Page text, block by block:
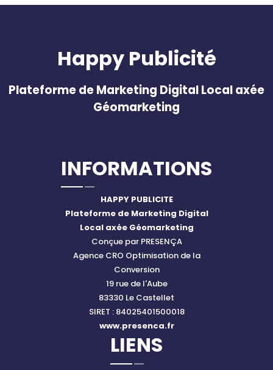
Happy Publicité
Plateforme de Marketing Digital Local axée
Géomarketing
INFORMATIONS
HAPPY PUBLICITE
Plateforme de Marketing Digital
Local axée Géomarketing
Conçue par PRESENÇA
Agence CRO Optimisation de la
Conversion
19 rue de l'Aube
83330 Le Castellet
SIRET : 84025401500018
www.presenca.fr
LIENS